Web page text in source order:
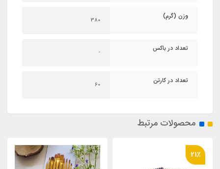
وزن (گرم) 380
تعداد در باکس -
تعداد در کارتن 60
محصولات مرتبط
21٪